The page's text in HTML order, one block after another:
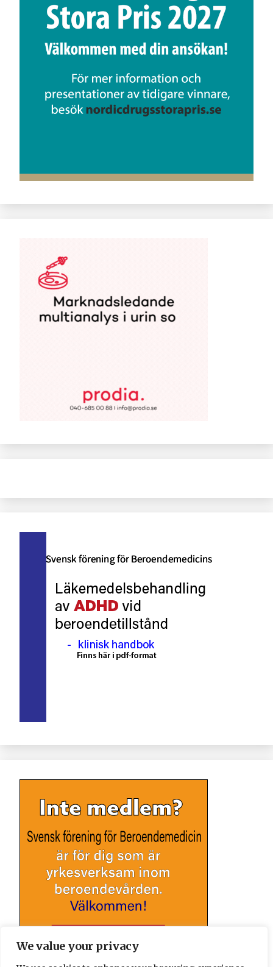
We value your privacy